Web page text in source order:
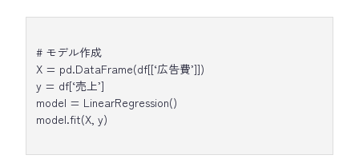
# モデル作成
X = pd.DataFrame(df[[‘広告費’]])
y = df[‘売上’]
model = LinearRegression()
model.fit(X, y)